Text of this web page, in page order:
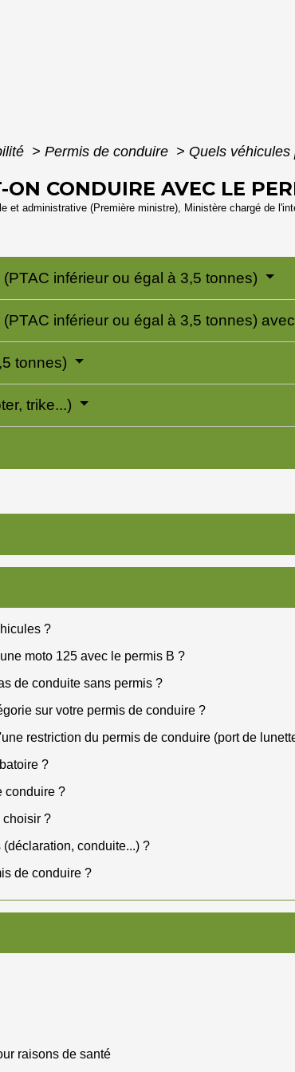
> Permis de conduire > Quels
CONDUIRE AVEC LE
et administrative (Première ministre), Ministère chargé de
inférieur ou égal à 3,5 tonnes)
inférieur ou égal à 3,5 tonnes)
tonnes)
trike...)
?
moto 125 avec le permis B ?
de conduite sans permis ?
sur votre permis de conduire ?
restriction du permis de conduire (port de
?
conduire ?
choisir ?
conduite...) ?
de conduire ?
raisons de santé